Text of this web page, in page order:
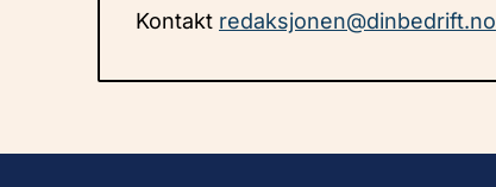
Kontakt redaksjonen@dinbedrift.no